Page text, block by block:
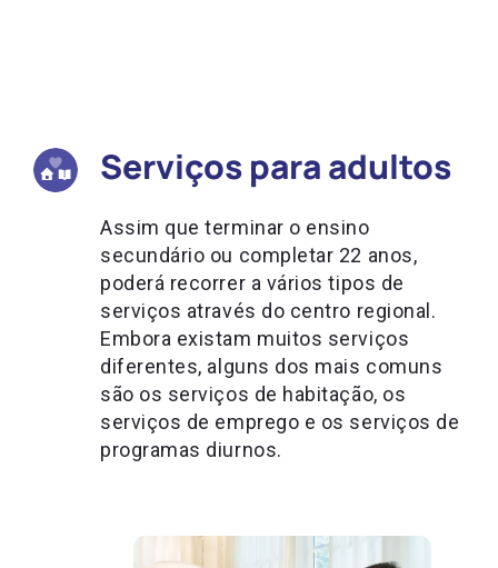
Serviços para adultos
Assim que terminar o ensino
secundário ou completar 22 anos,
poderá recorrer a vários tipos de
serviços através do centro regional.
Embora existam muitos serviços
diferentes, alguns dos mais comuns
são os serviços de habitação, os
serviços de emprego e os serviços de
programas diurnos.